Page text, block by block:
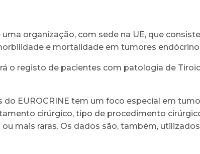
uma organização, com sede na UE, que
e mortalidade em tumores
o registo de pacientes com patologia de
do EUROCRINE tem um foco especial em
cirúrgico, tipo de procedimento
mais raras. Os dados são, também,